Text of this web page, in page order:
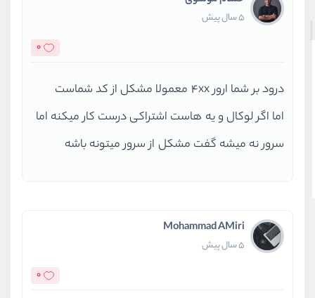
5 سال پیش
0
درود بر شما ارور 4xx معمولا مشکل از کد شماست
اما اگر لوکال و یه هاست اشتراکی درست کار میکنه اما
سرور نه میشه گفت مشکل از سرور میتونه باشه
Mohammad AMiri
5 سال پیش
0